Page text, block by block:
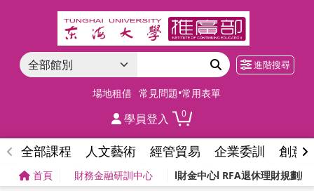
進階搜尋
場地租借 常見問題•常用表單
學員登入 0
全部課程 人文藝術 經管貿易 企業委訓 創意
首頁 財務金融研訓中心 l財金中心l RFA退休理財規劃顧